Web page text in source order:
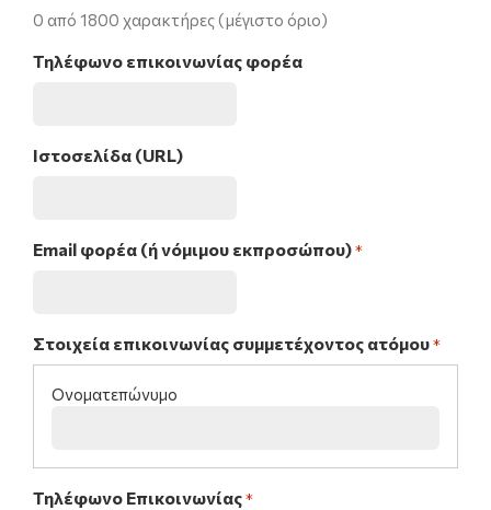
0 από 1800 χαρακτήρες (μέγιστο όριο)
Τηλέφωνο επικοινωνίας φορέα
Ιστοσελίδα (URL)
Email φορέα (ή νόμιμου εκπροσώπου) *
Στοιχεία επικοινωνίας συμμετέχοντος ατόμου *
Τηλέφωνο Επικοινωνίας *